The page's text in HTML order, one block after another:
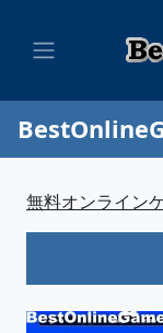
無料オンライン